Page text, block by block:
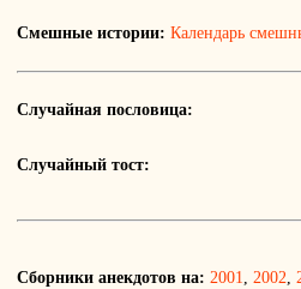
Смешные истории: Календарь
Случайная пословица:
Случайный тост:
Сборники анекдотов на: 2001, 2002,